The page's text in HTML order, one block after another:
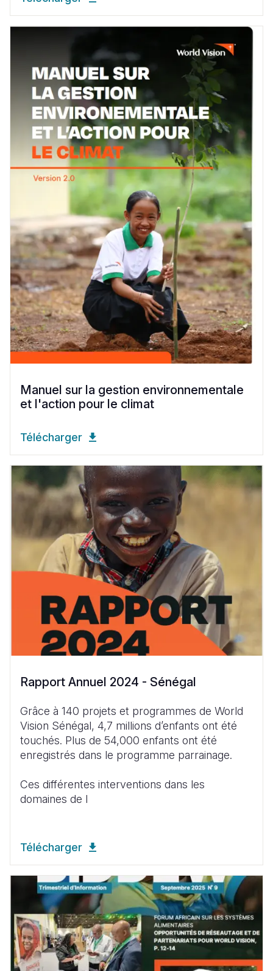
Manuel sur la gestion environnementale
et l'action pour le climat
Télécharger
Rapport Annuel 2024 - Sénégal
Grâce à 140 projets et programmes de World
Vision Sénégal, 4,7 millions d’enfants ont été
touchés. Plus de 54,000 enfants ont été
enregistrés dans le programme parrainage.
Ces différentes interventions dans les
domaines de l
Télécharger